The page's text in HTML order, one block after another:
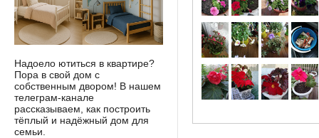
Надоело ютиться в квартире?
Пора в свой дом с
собственным двором! В нашем
телеграм-канале
рассказываем, как построить
тёплый и надёжный дом для
семьи.